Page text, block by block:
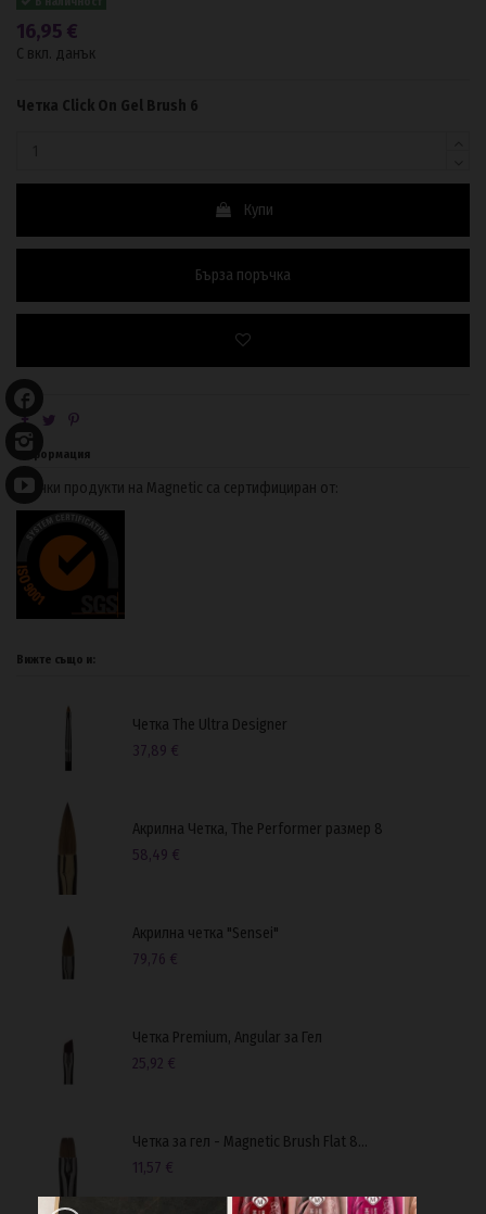
16,95 €
С вкл. данък
Четка Click On Gel Brush 6
Купи
Бърза поръчка
Информация
Всички продукти на Magnetic са сертифициран от:
Вижте също и:
Четка The Ultra Designer
37,89 €
Акрилна Четка, Тhe Performer размер 8
58,49 €
Акрилна четка "Sensei"
79,76 €
Четка Premium, Angular за Гел
25,92 €
Четка за гел - Magnetic Brush Flat 8...
11,57 €